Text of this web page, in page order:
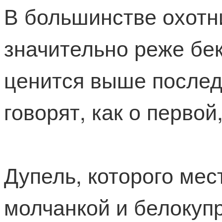
В большинстве
значительно реже
ценится выше
говорят, как о
Дупель, которого
молчанкой и